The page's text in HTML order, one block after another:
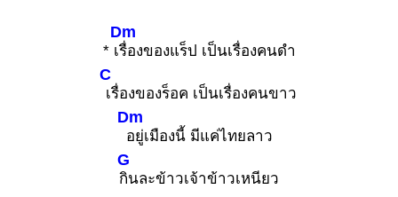
* เ
Dm
รื่องของแร็ป เป็นเรื่องคนดำ
C
เรื่องของร็อค เป็นเรื่องคนขาว
Dm
อยู่เมืองนี้ มีแค่ไทยลาว
G
กินละข้าวเจ้าข้าวเหนียว